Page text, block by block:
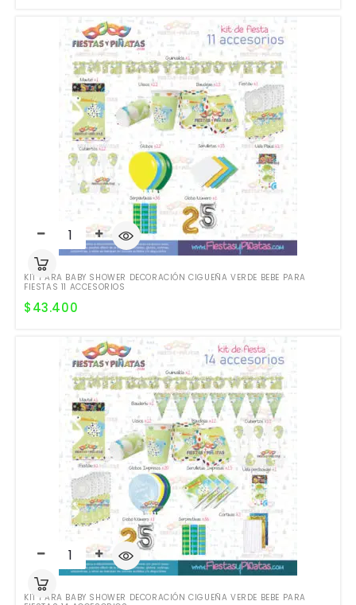
KIT PARA BABY SHOWER DECORACIÓN CIGUEÑA VERDE BEBE PARA
FIESTAS 11 ACCESORIOS
$43.400
KIT PARA BABY SHOWER DECORACIÓN CIGUEÑA VERDE BEBE PARA